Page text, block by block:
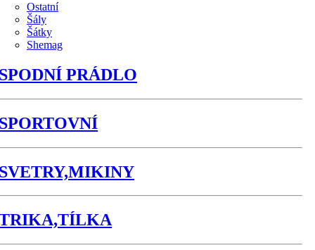
Ostatní
Šály
Šátky
Shemag
PRÁDLO